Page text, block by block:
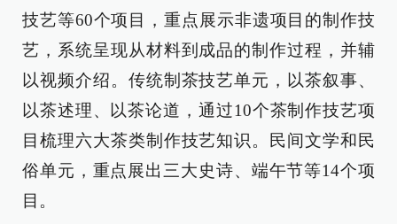
技艺等60个项目，重点展示非遗项目的制作技
艺，系统呈现从材料到成品的制作过程，并辅
以视频介绍。传统制茶技艺单元，以茶叙事、
以茶述理、以茶论道，通过10个茶制作技艺项
目梳理六大茶类制作技艺知识。民间文学和民
俗单元，重点展出三大史诗、端午节等14个项
目。